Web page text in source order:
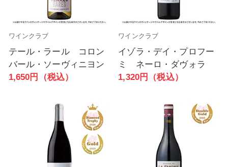
ワインクラブ
テール・ラール コロン
バール・ソーヴィニヨン
1,650円（税込）
ワインクラブ
イゾラ・デイ・プロフー
ミ ネーロ・ダヴォラ
1,320円（税込）